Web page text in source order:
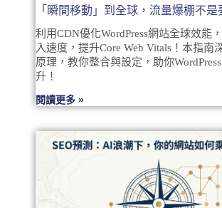
「瞬間移動」到全球，流量爆棚不是
利用CDN優化WordPress網站全球效能
入速度，提升Core Web Vitals！本指南
原理，教你整合與設定，助你
升！
閱讀更多 »